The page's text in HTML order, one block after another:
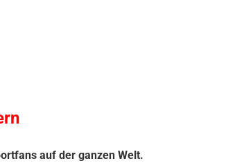
auf der ganzen Welt.